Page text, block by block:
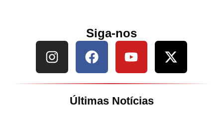
Siga-nos
Últimas Notícias